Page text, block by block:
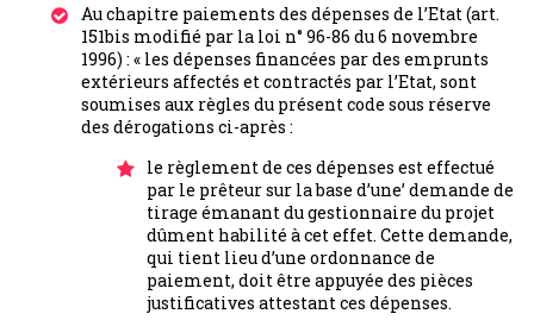
Au chapitre paiements des dépenses de l’Etat (art.
151bis modifié par la loi n° 96-86 du 6 novembre
1996) : « les dépenses financées par des emprunts
extérieurs affectés et contractés par l’Etat, sont
soumises aux règles du présent code sous réserve
des dérogations ci-après :
le règlement de ces dépenses est effectué
par le prêteur sur la base d’une’ demande de
tirage émanant du gestionnaire du projet
dûment habilité à cet effet. Cette demande,
qui tient lieu d’une ordonnance de
paiement, doit être appuyée des pièces
justificatives attestant ces dépenses.